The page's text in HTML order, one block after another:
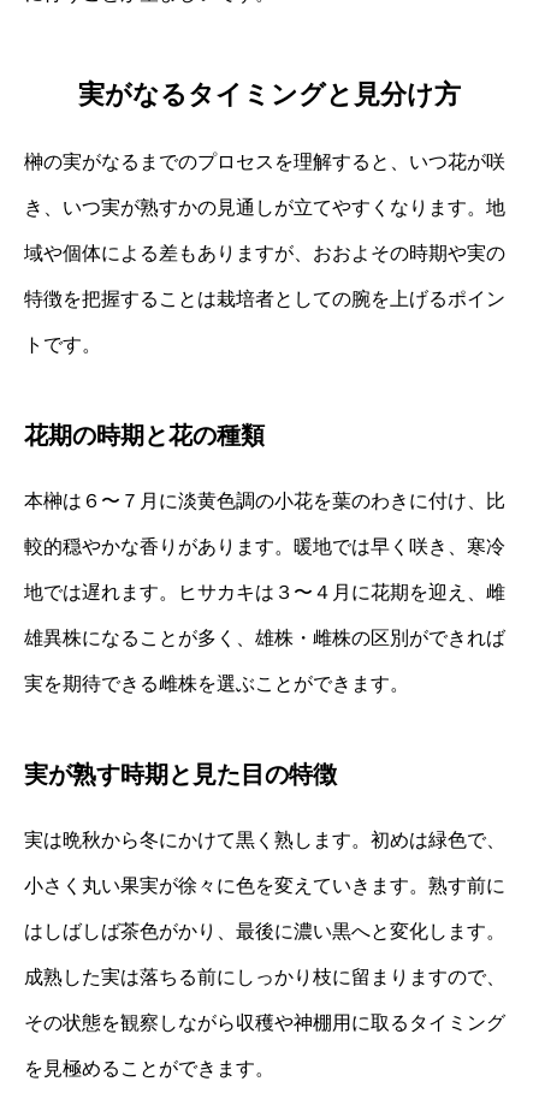
実がなるタイミングと見分け方
榊の実がなるまでのプロセスを理解すると、いつ花が咲
き、いつ実が熟すかの見通しが立てやすくなります。地
域や個体による差もありますが、おおよその時期や実の
特徴を把握することは栽培者としての腕を上げるポイン
トです。
花期の時期と花の種類
本榊は６〜７月に淡黄色調の小花を葉のわきに付け、比
較的穏やかな香りがあります。暖地では早く咲き、寒冷
地では遅れます。ヒサカキは３〜４月に花期を迎え、雌
雄異株になることが多く、雄株・雌株の区別ができれば
実を期待できる雌株を選ぶことができます。
実が熟す時期と見た目の特徴
実は晩秋から冬にかけて黒く熟します。初めは緑色で、
小さく丸い果実が徐々に色を変えていきます。熟す前に
はしばしば茶色がかり、最後に濃い黒へと変化します。
成熟した実は落ちる前にしっかり枝に留まりますので、
その状態を観察しながら収穫や神棚用に取るタイミング
を見極めることができます。